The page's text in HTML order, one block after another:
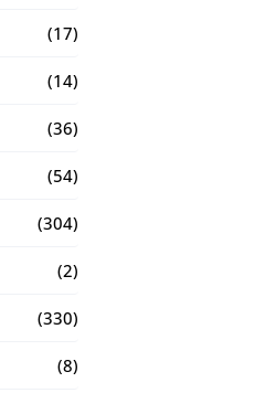
(17)
(14)
(36)
(54)
(304)
(2)
(330)
(8)